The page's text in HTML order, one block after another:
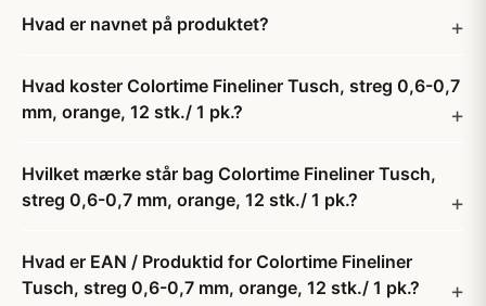
Hvad er navnet på produktet?
Hvad koster Colortime Fineliner Tusch, streg 0,6-0,7
mm, orange, 12 stk./ 1 pk.?
Hvilket mærke står bag Colortime Fineliner Tusch,
streg 0,6-0,7 mm, orange, 12 stk./ 1 pk.?
Hvad er EAN / Produktid for Colortime Fineliner
Tusch, streg 0,6-0,7 mm, orange, 12 stk./ 1 pk.?